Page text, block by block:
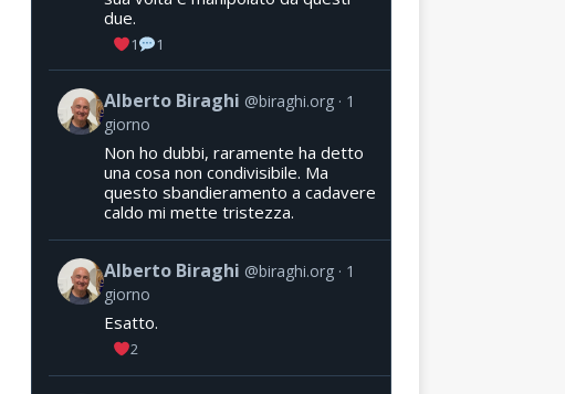
due.
1 1
Alberto Biraghi @biraghi.org
1
giorno
Non ho dubbi, raramente ha detto
una cosa non condivisibile. Ma
questo sbandieramento a cadavere
caldo mi mette tristezza.
Alberto Biraghi @biraghi.org
1
giorno
Esatto.
2